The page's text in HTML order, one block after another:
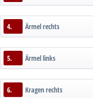
4. Ärmel rechts
5. Ärmel links
6. Kragen rechts